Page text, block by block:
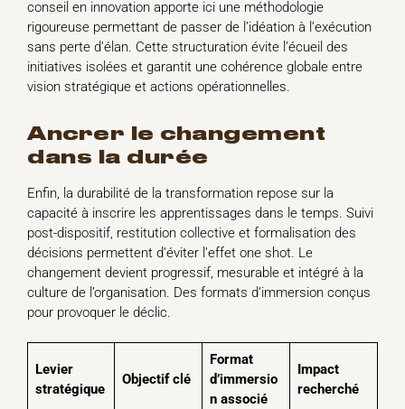
conseil en innovation apporte ici une méthodologie
rigoureuse permettant de passer de l’idéation à l’exécution
sans perte d’élan. Cette structuration évite l’écueil des
initiatives isolées et garantit une cohérence globale entre
vision stratégique et actions opérationnelles.
ancrer le changement
dans la durée
Enfin, la durabilité de la transformation repose sur la
capacité à inscrire les apprentissages dans le temps. Suivi
post-dispositif, restitution collective et formalisation des
décisions permettent d’éviter l’effet one shot. Le
changement devient progressif, mesurable et intégré à la
culture de l’organisation. Des formats d’immersion conçus
pour provoquer le déclic.
Levier
stratégique
Objectif clé
Format
d’immersio
n associé
Impact
recherché